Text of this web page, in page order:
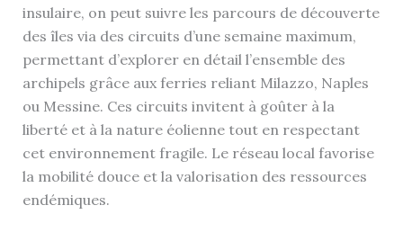
insulaire, on peut suivre les parcours de découverte
des îles via des circuits d’une semaine maximum,
permettant d’explorer en détail l’ensemble des
archipels grâce aux ferries reliant Milazzo, Naples
ou Messine. Ces circuits invitent à goûter à la
liberté et à la nature éolienne tout en respectant
cet environnement fragile. Le réseau local favorise
la mobilité douce et la valorisation des ressources
endémiques.